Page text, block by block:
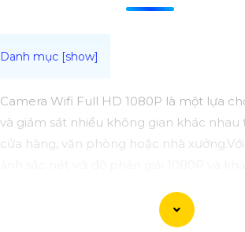
Camera Wifi Full HD 1080P là một lựa
và giám sát nhiều không gian khác nhau
cửa hàng, văn phòng hoặc nhà
xa thông qua ứng dụng trên điện thoại